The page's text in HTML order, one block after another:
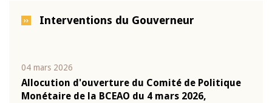
Interventions du Gouverneur
04 mars 2026
Allocution d'ouverture du Comité de Politique
Monétaire de la BCEAO du 4 mars 2026,